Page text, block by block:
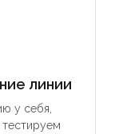
линии
у себя,